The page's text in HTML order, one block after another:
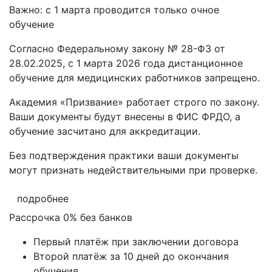
Важно: с 1 марта проводится только очное
обучение
Согласно Федеральному закону № 28-ФЗ от
28.02.2025, с 1 марта 2026 года дистанционное
обучение для медицинских работников запрещено.
Академия «Призвание» работает строго по закону.
Ваши документы будут внесены в ФИС ФРДО, а
обучение засчитано для аккредитации.
Без подтверждения практики ваши документы
могут признать недействительными при проверке.
подробнее
Рассрочка 0% без банков
Первый платёж при заключении договора
Второй платёж за 10 дней до окончания